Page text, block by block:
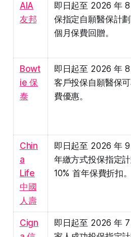
AIA
友邦
即日起至 2026 年
保指定自願醫保計
個月保費回贈。
Bowt
ie 保
泰
即日起至 2026 年
客戶投保自願醫保
費優惠。
Chin
a
Life
中國
人壽
即日起至 2026 年
年繳方式投保指定
10% 首年保費折扣。
Cign
即日起至 2026 年